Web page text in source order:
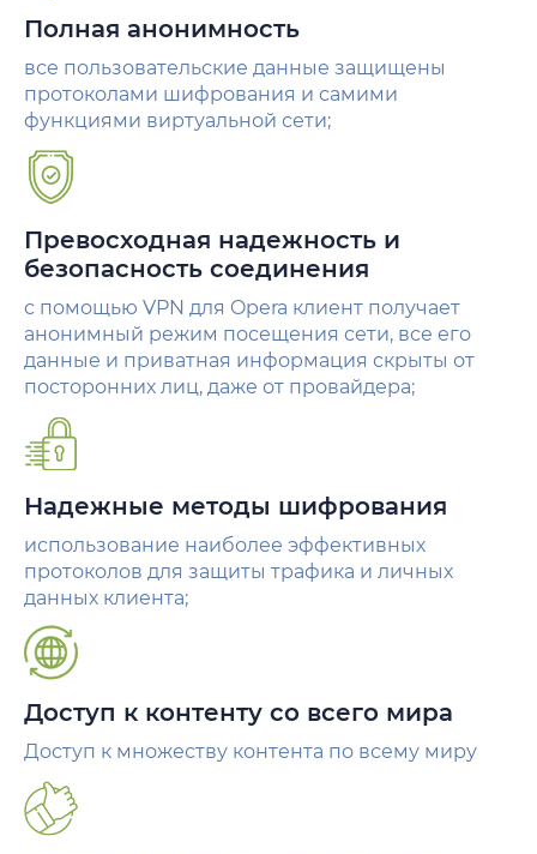
Полная анонимность
все пользовательские данные защищены
протоколами шифрования и самими
функциями виртуальной сети;
Превосходная надежность и
безопасность соединения
с помощью VPN для Opera клиент получает
анонимный режим посещения сети, все его
данные и приватная информация скрыты от
посторонних лиц, даже от провайдера;
Надежные методы шифрования
использование наиболее эффективных
протоколов для защиты трафика и личных
данных клиента;
Доступ к контенту со всего мира
Доступ к множеству контента по всему миру